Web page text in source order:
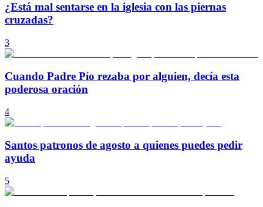
¿Está mal sentarse en la iglesia con las piernas
cruzadas?
3
Cuando Padre Pío rezaba por alguien, decía esta
poderosa oración
4
Santos patronos de agosto a quienes puedes pedir
ayuda
5